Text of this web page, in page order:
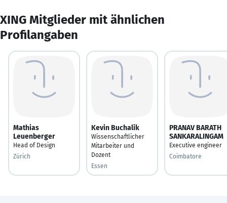
XING Mitglieder mit ähnlichen
Profilangaben
Mathias
Leuenberger
Head of Design
Zürich
Kevin Buchalik
Wissenschaftlicher
Mitarbeiter und
Dozent
Essen
PRANAV BARATH
SANKARALINGAM
Executive engineer
Coimbatore